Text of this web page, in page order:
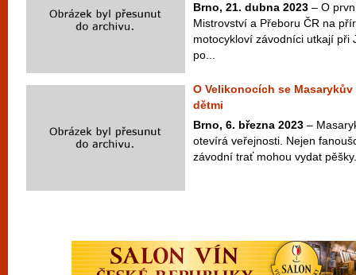
Brno, 21. dubna 2023 – O
Mistrovství a Přeboru ČR na
motocykloví závodníci utkají při
po...
O Velikonocích se
dětmi
Brno, 6. března 2023 –
otevírá veřejnosti. Nejen
závodní trať mohou vydat